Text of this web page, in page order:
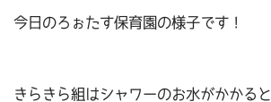
今日のろぉたす保育園の様子です！
きらきら組はシャワーのお水がかかると